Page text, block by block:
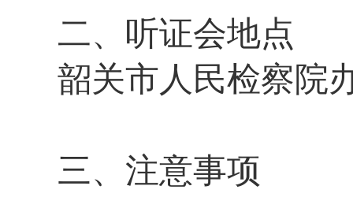
二、听证会地点
韶关市人民检察院
三、注意事项